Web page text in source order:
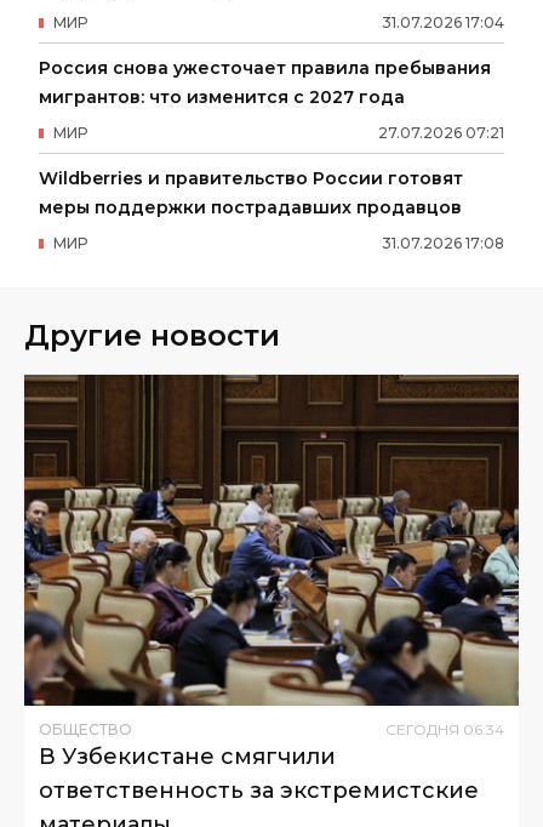
31.07.2026 17:04
МИР
Россия снова ужесточает правила пребывания
мигрантов: что изменится с 2027 года
27.07.2026 07:21
МИР
Wildberries и правительство России готовят
меры поддержки пострадавших продавцов
31.07.2026 17:08
МИР
Другие новости
ОБЩЕСТВО СЕГОДНЯ 06:34
В Узбекистане смягчили
ответственность за экстремистские